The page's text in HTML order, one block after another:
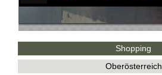
Shopping
Oberösterreich